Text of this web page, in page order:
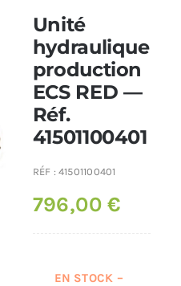
Unité
hydraulique
production
ECS RED —
Réf.
41501100401
RÉF :41501100401
796,00€
EN STOCK –